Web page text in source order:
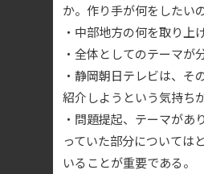
か。作り手が何をしたい
・中部地方の何を取り上
・全体としてのテーマが
・静岡朝日テレビは、そ
紹介しようという気持ち
・問題提起、テーマが
っていた部分については
いることが重要である。